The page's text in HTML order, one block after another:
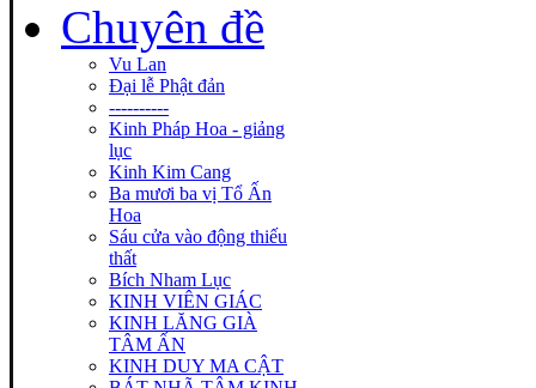
Chuyên đề
Vu Lan
Đại lễ Phật đản
----------
Kinh Pháp Hoa - giảng
lục
Kinh Kim Cang
Ba mươi ba vị Tổ Ấn
Hoa
Sáu cửa vào động thiếu
thất
Bích Nham Lục
KINH VIÊN GIÁC
KINH LĂNG GIÀ
TÂM ẤN
KINH DUY MA CẬT